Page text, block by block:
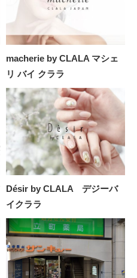
macherie by CLALA マシェ
リ バイ クララ
Désir by CLALA デジーバ
イクララ